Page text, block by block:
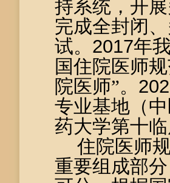
持系统，开
完成全封闭
试。 2017年
国住院医师
院医师”。
专业基地（
药大学第十
住院医师
重要组成部